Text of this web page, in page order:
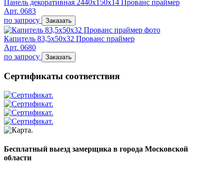
Панель декоративная 2440х150х14 Прованс праймер
Арт. 0683
по запросу
Заказать
Капитель 83,5х50х32 Прованс праймер
Арт. 0680
по запросу
Заказать
Сертификаты соответствия
Бесплатный выезд замерщика в города Московской
области